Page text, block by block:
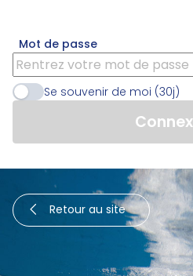
Retour au site
Mot de passe
Se souvenir de moi (30j)